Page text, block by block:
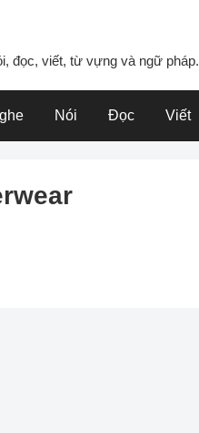
đọc, viết, từ vựng và ngữ pháp.
Nói Đọc Viết